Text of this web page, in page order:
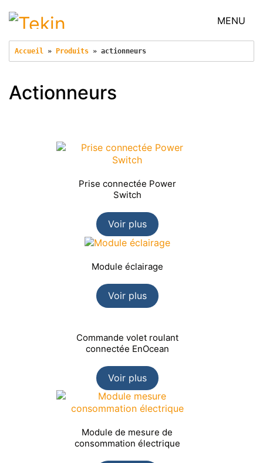
MENU
Accueil » Produits » actionneurs
Actionneurs
Prise connectée Power
Switch
Voir plus
Module éclairage
Voir plus
Commande volet roulant
connectée EnOcean
Voir plus
Module de mesure de
consommation électrique